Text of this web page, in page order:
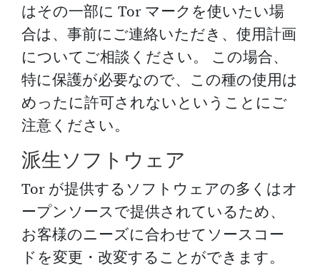
はその一部に Tor マークを使いたい場
合は、事前にご連絡いただき、使用計画
についてご相談ください。 この場合、
特に保護が必要なので、この種の使用は
めったに許可されないということにご
注意ください。
派生ソフトウェア
Tor が提供するソフトウェアの多くはオ
ープンソースで提供されているため、
お客様のニーズに合わせてソースコー
ドを変更・改変することができます。